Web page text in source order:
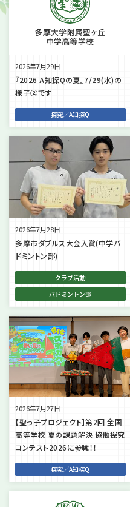
2026年7月29日
『2026 A知探Qの夏』7/29(水)の
様子②です
探究／A知探Q
2026年7月28日
多摩市ダブルス大会入賞(中学バ
ドミントン部)
クラブ活動
バドミントン部
2026年7月27日
【聖っ子プロジェクト】第2回 全国
高等学校 夏の課題解決 協働探究
コンテスト2026に参戦！！
探究／A知探Q